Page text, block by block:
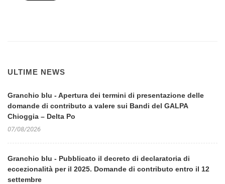
ULTIME NEWS
Granchio blu - Apertura dei termini di presentazione delle
domande di contributo a valere sui Bandi del GALPA
Chioggia – Delta Po
07/08/2026
Granchio blu - Pubblicato il decreto di declaratoria di
eccezionalità per il 2025. Domande di contributo entro il 12
settembre